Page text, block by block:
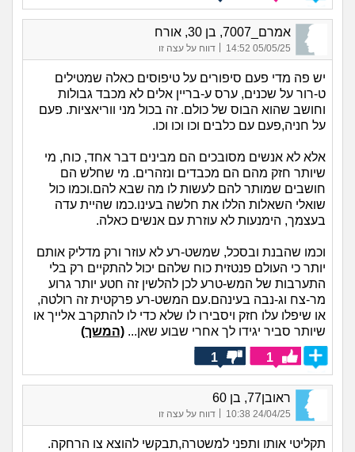
אמרם_7007, בן 30, אורח
05/05/25 14:52 דווח על עצה זו
יש פה מדי פעם סיפורים על טיפוסים כאלה שמטילים
ט-רור על שכנים, ערס ע-בריין אלים לא מכבד גבולות
וחושב שהוא הבוס של כולם. זה בכול מני ווריאציות. פעם
על חניה,פעם עם כלבים וכו וכו וכו.
אלא לא אנשים מסובכים הם מבינים דבר אחד, כוח, מי
שיותר חזק מהם הם מכבדים ונזהרים. מי שחלש הם
חושבים שמותר להם לעשות לו מה שבא להם.וכמו כול
שואלי השאלות הללו את חלשה בעינו.כמו שהיית עדה
בעצמך, הימנעות לא עוזרת עם אנשים כאלה.
וכמו שהבנת ובסכל, שמשט-רע לא עוזר ורק מדליק אותם
יותר כי העולם פנטזית כוח שלהם יכול להתקיים רק בלי
התערבות של המש-טרע לכן להלשין זה חטע יותר גרוע
מר-צח וג-נבה בעינהם.עם המשט-רע פרקטית זה רולטה,
או שיפלו עלו חזק ויסבירו לו שלא כדי לו להתקרב אלייך או
שיותר סביר יגידו לך אחרי שבוע שאן... (המשך)
1
1
ראובן77, בן 60
24/04/25 10:38 דווח על עצה זו
תקליטי אותו ותפני למשטרה,תבקשי להוצא צו הרחקה.